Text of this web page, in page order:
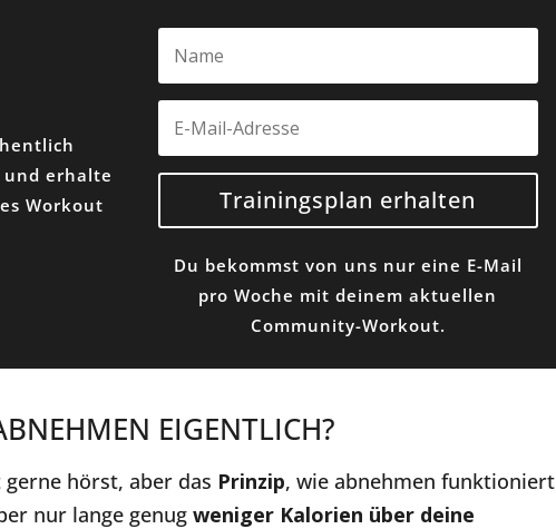
und erhalte
Workout
Trainingsplan erhalten
Du bekommst von uns nur eine E-Mail
pro Woche mit deinem aktuellen
Community-Workout.
EIGENTLICH?
hörst, aber das Prinzip, wie abnehmen funktioniert
nur lange genugweniger Kalorien über deine